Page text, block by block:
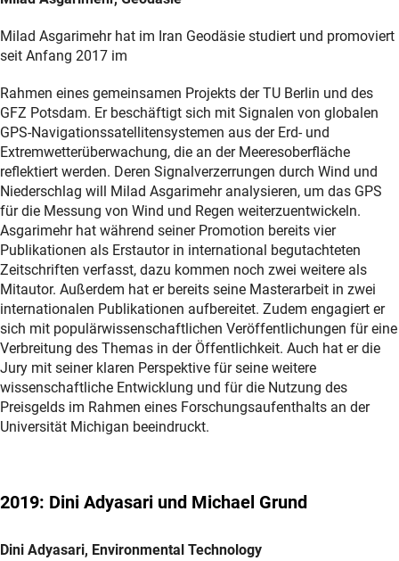
Milad Asgarimehr hat im Iran Geodäsie studiert und promoviert
seit Anfang 2017 im
Rahmen eines gemeinsamen Projekts der TU Berlin und des
GFZ Potsdam. Er beschäftigt sich mit Signalen von globalen
GPS-Navigationssatellitensystemen aus der Erd- und
Extremwetterüberwachung, die an der Meeresoberfläche
reflektiert werden. Deren Signalverzerrungen durch Wind und
Niederschlag will Milad Asgarimehr analysieren, um das GPS
für die Messung von Wind und Regen weiterzuentwickeln.
Asgarimehr hat während seiner Promotion bereits vier
Publikationen als Erstautor in international begutachteten
Zeitschriften verfasst, dazu kommen noch zwei weitere als
Mitautor. Außerdem hat er bereits seine Masterarbeit in zwei
internationalen Publikationen aufbereitet. Zudem engagiert er
sich mit populärwissenschaftlichen Veröffentlichungen für eine
Verbreitung des Themas in der Öffentlichkeit. Auch hat er die
Jury mit seiner klaren Perspektive für seine weitere
wissenschaftliche Entwicklung und für die Nutzung des
Preisgelds im Rahmen eines Forschungsaufenthalts an der
Universität Michigan beeindruckt.
2019: Dini Adyasari und Michael Grund
Dini Adyasari, Environmental Technology